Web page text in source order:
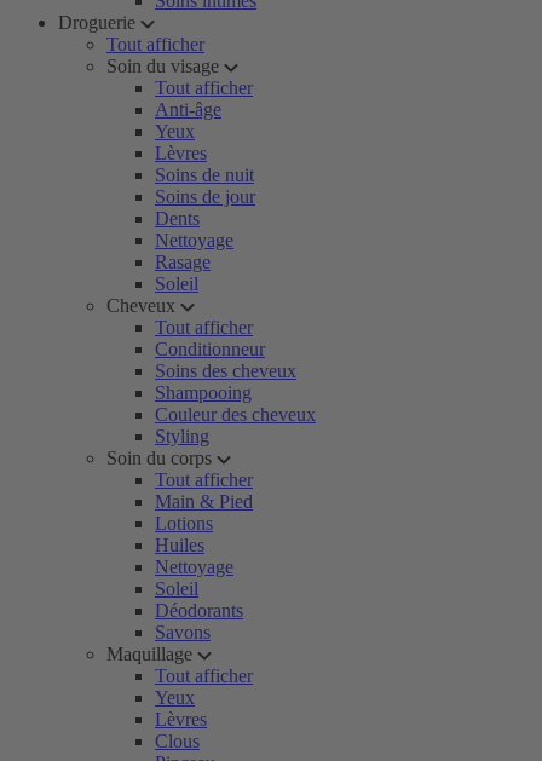
Droguerie
Tout afficher
Soin du visage
Tout afficher
Anti-âge
Yeux
Lèvres
Soins de nuit
Soins de jour
Dents
Nettoyage
Rasage
Soleil
Cheveux
Tout afficher
Conditionneur
Soins des cheveux
Shampooing
Couleur des cheveux
Styling
Soin du corps
Tout afficher
Main & Pied
Lotions
Huiles
Nettoyage
Soleil
Déodorants
Savons
Maquillage
Tout afficher
Yeux
Lèvres
Clous